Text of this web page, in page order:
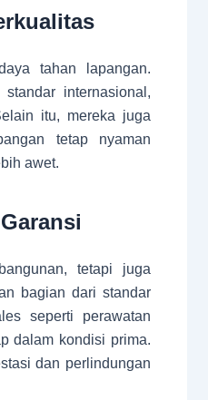
tahan lapangan.
internasional,
itu, mereka juga
tetap nyaman
awet.
tetapi juga
bagian dari standar
seperti perawatan
dalam kondisi prima.
dan perlindungan